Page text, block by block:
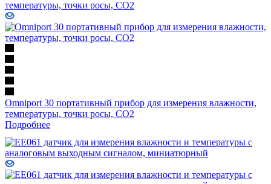
Omniport 30 портативный прибор для измерения влажности,
температуры, точки росы, СО2
Подробнее